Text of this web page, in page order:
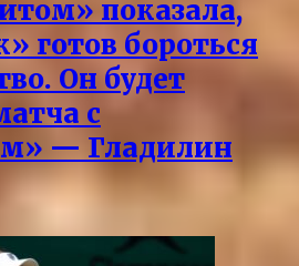
показала,
готов бороться
Он будет
с
— Гладилин